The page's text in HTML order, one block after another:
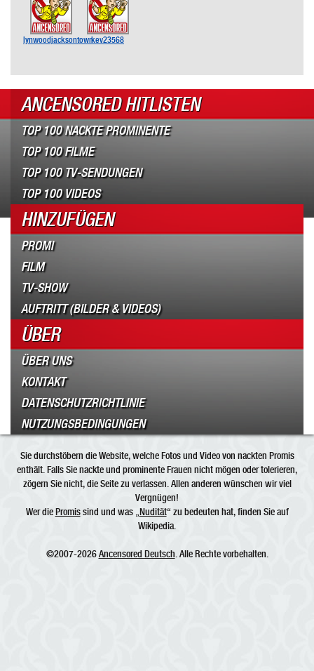
lynwoodjacksontownkev23568
ANCENSORED HITLISTEN
TOP 100 NACKTE PROMINENTE
TOP 100 FILME
TOP 100 TV-SENDUNGEN
TOP 100 VIDEOS
HINZUFÜGEN
PROMI
FILM
TV-SHOW
AUFTRITT (BILDER & VIDEOS)
ÜBER
ÜBER UNS
KONTAKT
DATENSCHUTZRICHTLINIE
NUTZUNGSBEDINGUNGEN
Sie durchstöbern die Website, welche Fotos und Video von nackten Promis
enthält. Falls Sie nackte und prominente Frauen nicht mögen oder tolerieren,
zögern Sie nicht, die Seite zu verlassen. Allen anderen wünschen wir viel
Vergnügen!
Wer diePromissind und was „ Nudität“ zu bedeuten hat, finden Sie auf
Wikipedia.
©2007-2026Ancensored Deutsch . Alle Rechte vorbehalten.